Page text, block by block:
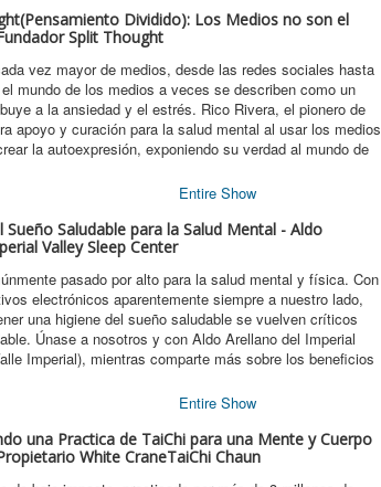
Dividido): Los Medios no son el
Split Thought
vez mayor de medios, desde las redes sociales hasta
mundo de los medios a veces se describen como un
a la ansiedad y el estrés. Rico Rivera, el pionero de
apoyo y curación para la salud mental al usar los medios
la autoexpresión, exponiendo su verdad al mundo de
Entire Show
Saludable para la Salud Mental - Aldo
Valley Sleep Center
pasado por alto para la salud mental y física. Con
electrónicos aparentemente siempre a nuestro lado,
una higiene del sueño saludable se vuelven críticos
Únase a nosotros y con Aldo Arellano del Imperial
Imperial), mientras comparte más sobre los beneficios
Entire Show
una Practica de TaiChi para una Mente y Cuerpo
White CraneTaiChi Chaun